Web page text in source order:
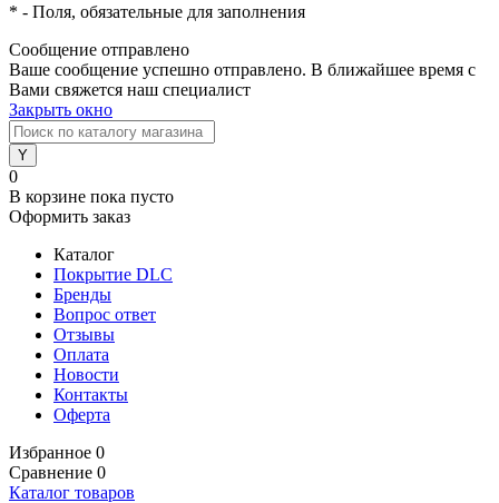
* - Поля, обязательные для заполнения
Сообщение отправлено
Ваше сообщение успешно отправлено. В ближайшее время с
Вами свяжется наш специалист
Закрыть окно
0
В корзине пока пусто
Оформить заказ
Каталог
Покрытие DLC
Бренды
Вопрос ответ
Отзывы
Оплата
Новости
Контакты
Оферта
Избранное 0
Сравнение 0
Каталог товаров